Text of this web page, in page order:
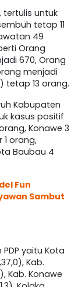
untuk
tetap 11
49
Orang
670, Orang
menjadi
tetap 13 orang.
Kabupaten
kasus positif
Konawe 3
1 orang,
Baubau 4
Fun
Sambut
yaitu Kota
Kab.
Kab. Konawe